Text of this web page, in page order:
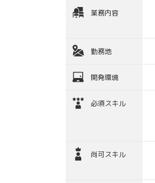
業務内容
勤務地
開発環境
必須スキル
尚可スキル